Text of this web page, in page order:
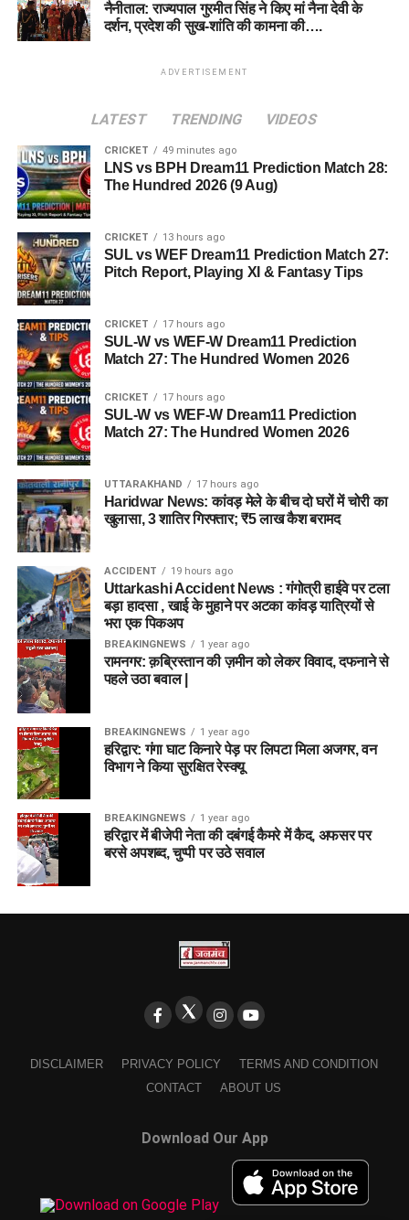
नैनीताल: राज्यपाल गुरमीत सिंह ने किए मां नैना देवी के
दर्शन, प्रदेश की सुख-शांति की कामना की….
ADVERTISEMENT
LATEST TRENDING VIDEOS
CRICKET 49 minutes ago
LNS vs BPH Dream11 Prediction Match 28:
The Hundred 2026 (9 Aug)
CRICKET 13 hours ago
SUL vs WEF Dream11 Prediction Match 27:
Pitch Report, Playing XI & Fantasy Tips
CRICKET 17 hours ago
SUL-W vs WEF-W Dream11 Prediction
Match 27: The Hundred Women 2026
CRICKET 17 hours ago
SUL-W vs WEF-W Dream11 Prediction
Match 27: The Hundred Women 2026
UTTARAKHAND 17 hours ago
Haridwar News: कांवड़ मेले के बीच दो घरों में चोरी का
खुलासा, 3 शातिर गिरफ्तार; ₹5 लाख कैश बरामद
ACCIDENT 19 hours ago
Uttarkashi Accident News : गंगोत्री हाईवे पर टला
बड़ा हादसा , खाई के मुहाने पर अटका कांवड़ यात्रियों से
भरा एक पिकअप
BREAKINGNEWS 1 year ago
रामनगर: क़ब्रिस्तान की ज़मीन को लेकर विवाद, दफनाने से
पहले उठा बवाल |
BREAKINGNEWS 1 year ago
हरिद्वार: गंगा घाट किनारे पेड़ पर लिपटा मिला अजगर, वन
विभाग ने किया सुरक्षित रेस्क्यू
BREAKINGNEWS 1 year ago
हरिद्वार में बीजेपी नेता की दबंगई कैमरे में कैद, अफसर पर
बरसे अपशब्द, चुप्पी पर उठे सवाल
DISCLAIMER PRIVACY POLICY
TERMS AND CONDITION
CONTACT
ABOUT US
Download Our App